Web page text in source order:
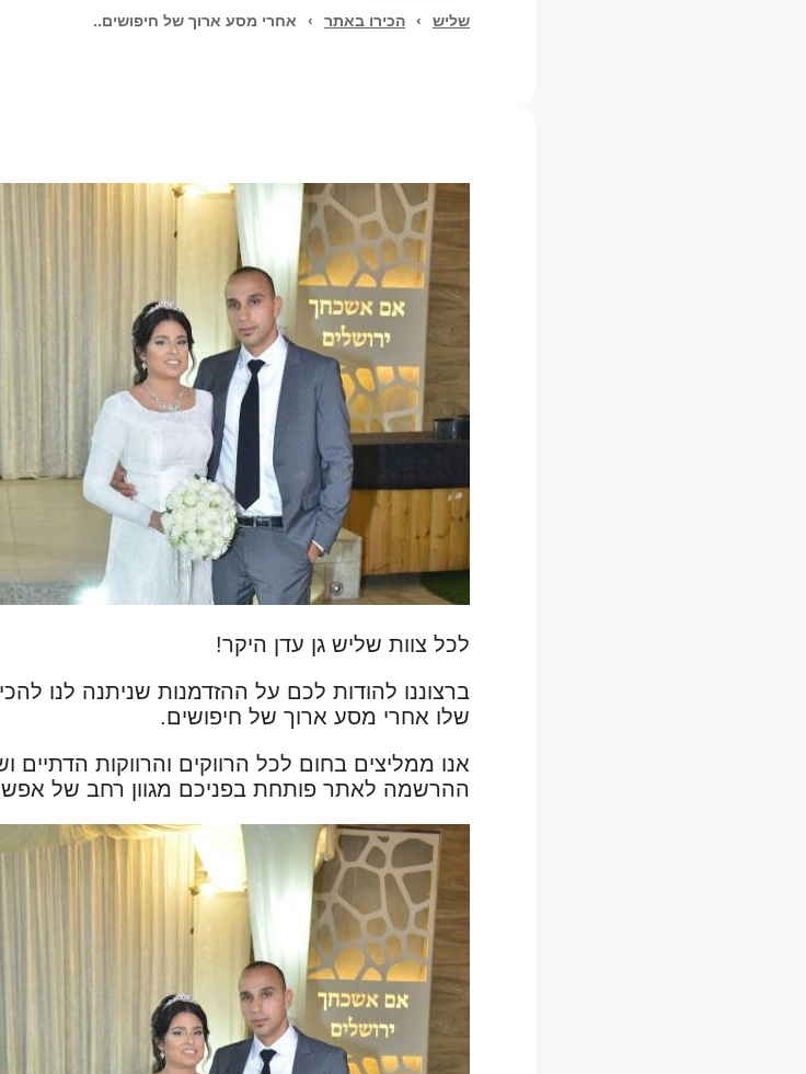
שליש › הכירו באתר › אחרי מסע ארוך של חיפושים..
לכל צוות שליש גן עדן היקר!
ברצוננו להודות לכם על ההזדמנות שניתנה לנו
שלו אחרי מסע ארוך של חיפושים.
אנו ממליצים בחום לכל הרווקים והרווקות
ההרשמה לאתר פותחת בפניכם מגוון רחב של